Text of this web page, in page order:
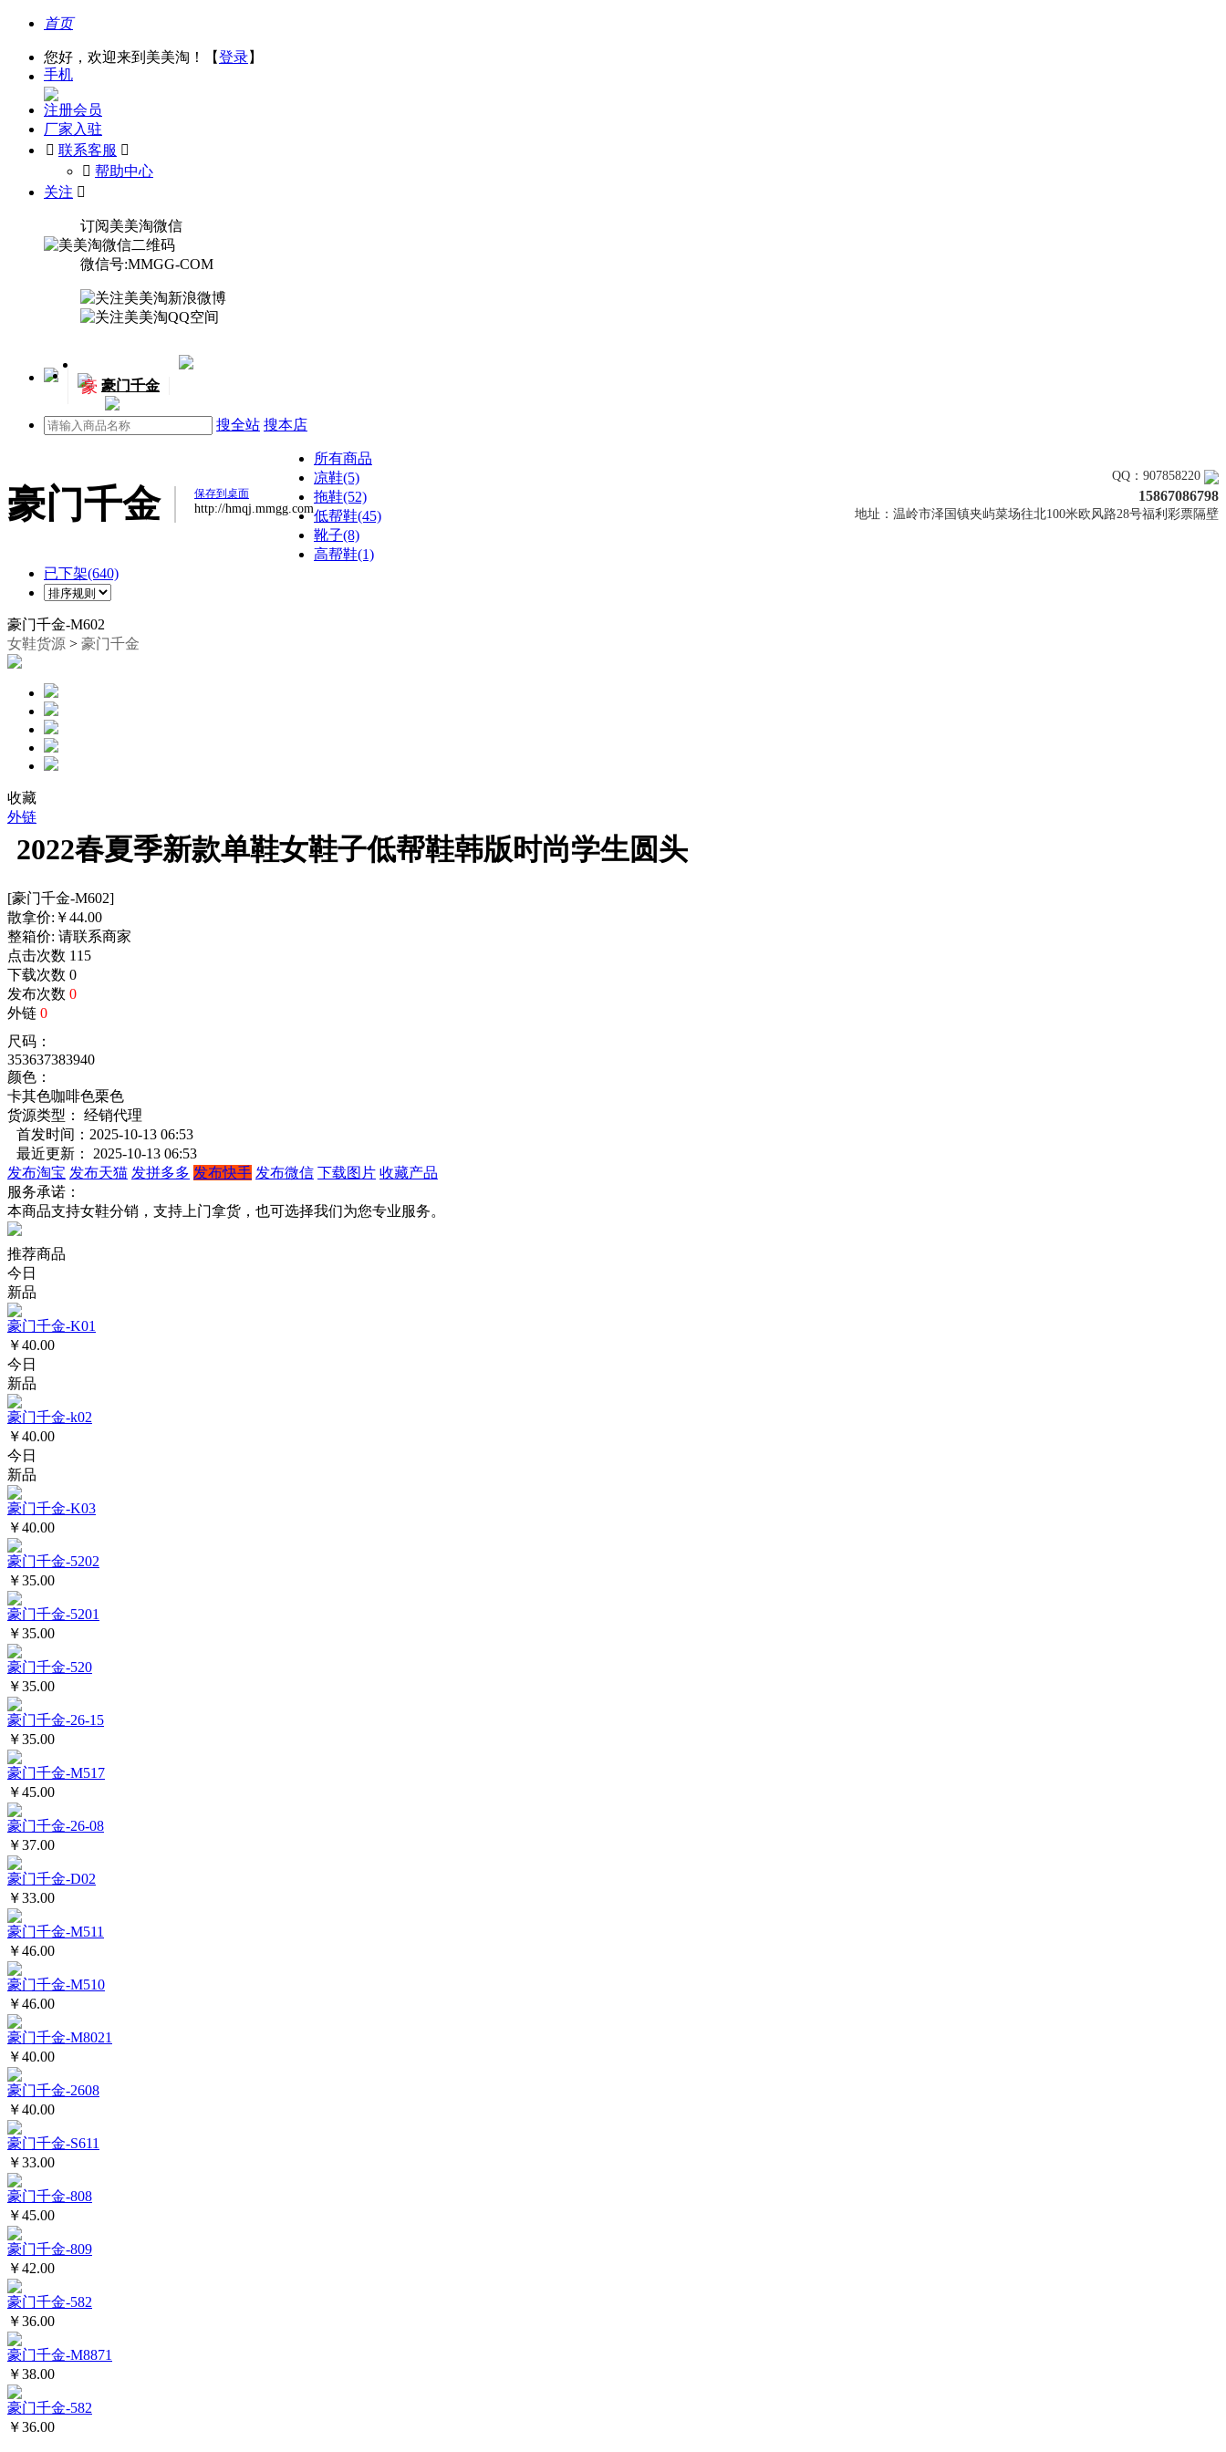
首页
您好，欢迎来到美美淘！【登录】
手机
注册会员
厂家入驻
 联系客服 
󰅃 帮助中心
关注 
订阅美美淘微信
微信号:MMGG-COM
豪 豪门千金
搜全站 搜本店
豪门千金 保存到桌面
http://hmqj.mmgg.com
QQ：907858220
15867086798
地址：温岭市泽国镇夹屿菜场往北100米欧风路28号福利彩票隔壁
所有商品
凉鞋(5)
拖鞋(52)
低帮鞋(45)
靴子(8)
高帮鞋(1)
已下架(640)
豪门千金-M602
女鞋货源 > 豪门千金
收藏
外链
2022春夏季新款单鞋女鞋子低帮鞋韩版时尚学生圆头
[豪门千金-M602]
散拿价: ￥44.00
整箱价: 请联系商家
点击次数 115
下载次数 0
发布次数 0
外链 0
尺码：
353637383940
颜色：
卡其色咖啡色栗色
货源类型： 经销代理
首发时间：2025-10-13 06:53
最近更新： 2025-10-13 06:53
发布淘宝 发布天猫 发拼多多 发布快手 发布微信 下载图片 收藏产品
服务承诺：
本商品支持女鞋分销，支持上门拿货，也可选择我们为您专业服务。
推荐商品
今日
新品
豪门千金-K01
￥40.00
今日
新品
豪门千金-k02
￥40.00
今日
新品
豪门千金-K03
￥40.00
豪门千金-5202
￥35.00
豪门千金-5201
￥35.00
豪门千金-520
￥35.00
豪门千金-26-15
￥35.00
豪门千金-M517
￥45.00
豪门千金-26-08
￥37.00
豪门千金-D02
￥33.00
豪门千金-M511
￥46.00
豪门千金-M510
￥46.00
豪门千金-M8021
￥40.00
豪门千金-2608
￥40.00
豪门千金-S611
￥33.00
豪门千金-808
￥45.00
豪门千金-809
￥42.00
豪门千金-582
￥36.00
豪门千金-M8871
￥38.00
豪门千金-582
￥36.00